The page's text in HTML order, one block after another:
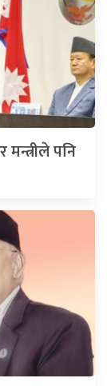
मन्त्रीले पनि